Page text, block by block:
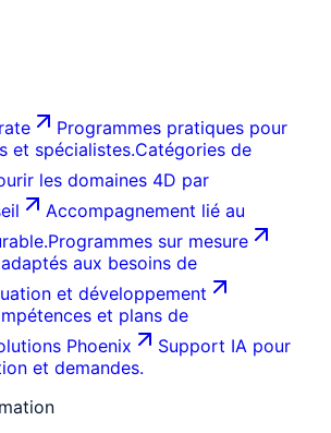
Programmes pratiques pour
et spécialistes.Catégories de
les domaines 4D par
Accompagnement lié au
Programmes sur mesure
aux besoins de
et développement
et plans de
Phoenix
Support IA pour
et demandes.